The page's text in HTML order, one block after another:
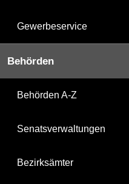
Gewerbeservice
Behörden
Behörden A-Z
Senatsverwaltungen
Bezirksämter